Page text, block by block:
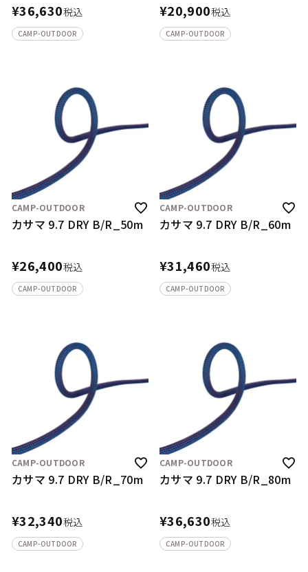
¥36,630税込
CAMP-OUTDOOR
¥20,900税込
CAMP-OUTDOOR
CAMP-OUTDOOR
カサマ 9.7 DRY B/R_50m
¥26,400税込
CAMP-OUTDOOR
CAMP-OUTDOOR
カサマ 9.7 DRY B/R_60m
¥31,460税込
CAMP-OUTDOOR
CAMP-OUTDOOR
カサマ 9.7 DRY B/R_70m
¥32,340税込
CAMP-OUTDOOR
CAMP-OUTDOOR
カサマ 9.7 DRY B/R_80m
¥36,630税込
CAMP-OUTDOOR